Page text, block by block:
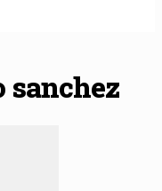
sanchez